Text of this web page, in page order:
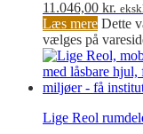
11.046,00 kr.
Læs mere Dette
vælges på
Lige Reol